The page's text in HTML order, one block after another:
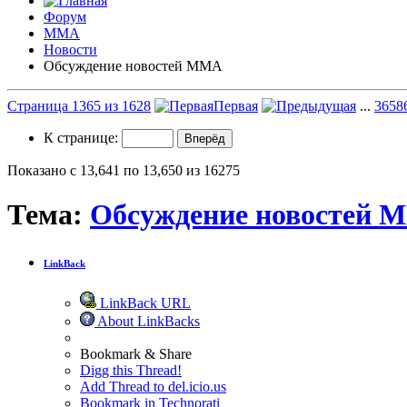
Форум
ММА
Новости
Обсуждение новостей ММА
Страница 1365 из 1628 Первая ... 365
К странице:
Показано с 13,641 по 13,650 из 16275
Тема: Обсуждение новостей
LinkBack
LinkBack URL
About LinkBacks
Bookmark & Share
Digg this Thread!
Add Thread to del.icio.us
Bookmark in Technorati